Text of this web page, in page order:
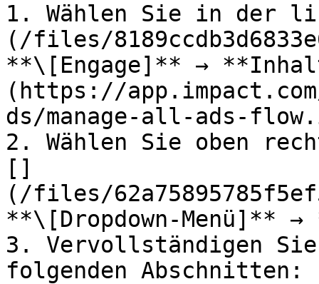
1. Wählen Sie in der
(/files/
**\[Engage]** →
(https://
ds/manage-all-ads-
2. Wählen Sie oben
[]
(/files/
**\[Dropdown-Menü]**
3. Vervollständigen
folgenden Abschnitten: